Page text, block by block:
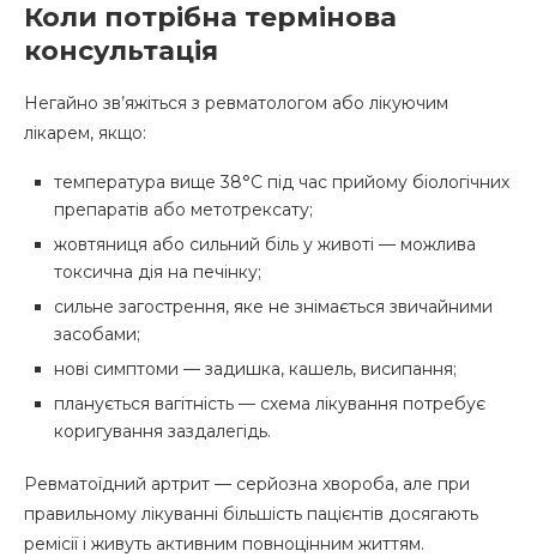
Коли потрібна термінова
консультація
Негайно зв’яжіться з ревматологом або лікуючим
лікарем, якщо:
температура вище 38°С під час прийому біологічних
препаратів або метотрексату;
жовтяниця або сильний біль у животі — можлива
токсична дія на печінку;
сильне загострення, яке не знімається звичайними
засобами;
нові симптоми — задишка, кашель, висипання;
планується вагітність — схема лікування потребує
коригування заздалегідь.
Ревматоїдний артрит — серйозна хвороба, але при
правильному лікуванні більшість пацієнтів досягають
ремісії і живуть активним повноцінним життям.